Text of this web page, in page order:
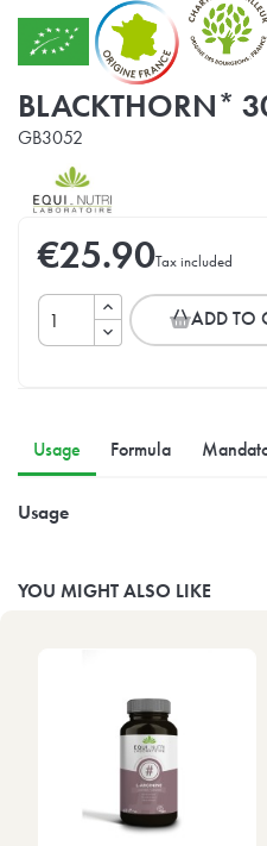
BLACKTHORN*
GB3052
€25.90Tax included
ADD TO
Usage Formula
Usage
YOU MIGHT ALSO LIKE